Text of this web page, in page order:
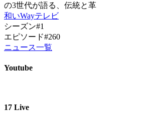
の3世代が語る、伝統と革
和いWayテレビ
シーズン#1
エピソード#260
ニュース一覧
Youtube
17 Live